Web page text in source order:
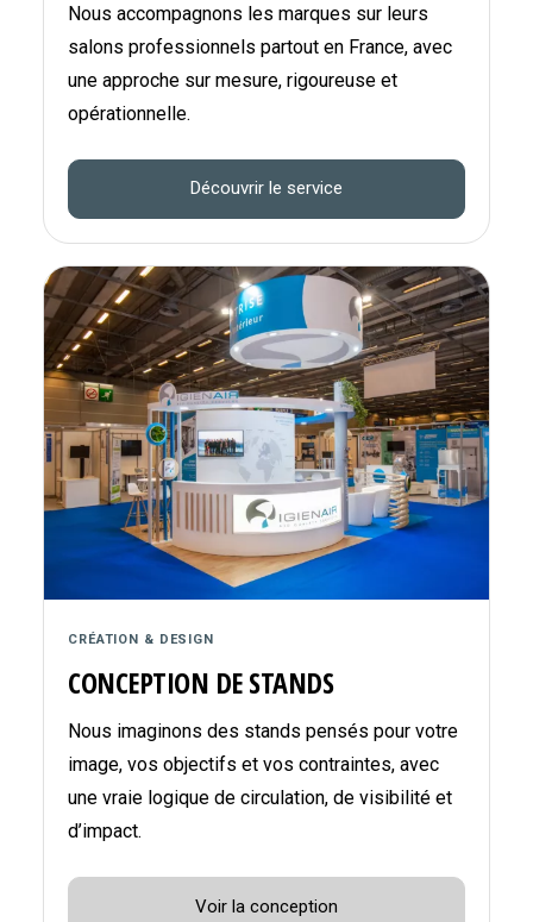
Nous accompagnons les marques sur leurs
salons professionnels partout en France, avec
une approche sur mesure, rigoureuse et
opérationnelle.
Découvrir le service
CRÉATION & DESIGN
CONCEPTION DE STANDS
Nous imaginons des stands pensés pour votre
image, vos objectifs et vos contraintes, avec
une vraie logique de circulation, de visibilité et
d’impact.
Voir la conception